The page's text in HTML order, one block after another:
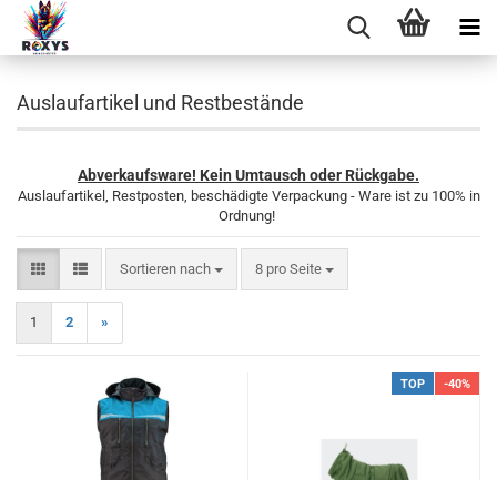
Auslaufartikel und Restbestände
Abverkaufsware! Kein Umtausch oder Rückgabe.
Auslaufartikel, Restposten, beschädigte Verpackung - Ware ist zu 100% in
Ordnung!
Sortieren nach
Sortieren nach 8 pro Seite
pro Seite
1 2 »
TOP -40%